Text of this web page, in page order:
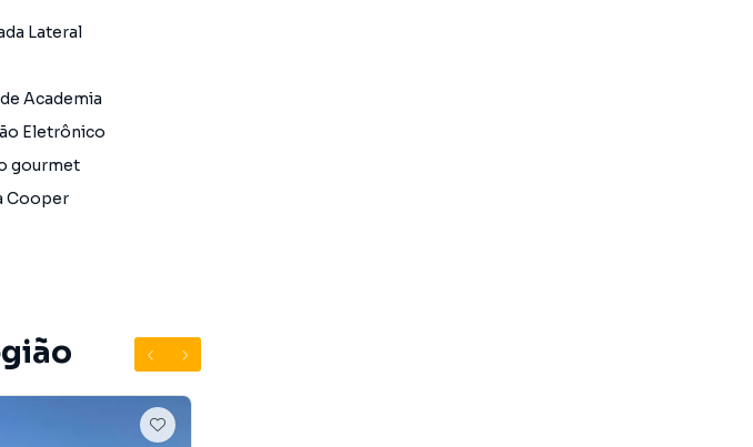
Lateral
Academia
Eletrônico
gourmet
Cooper